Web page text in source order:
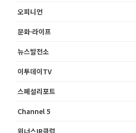
오피니언
문화·라이프
뉴스발전소
이투데이TV
스페셜리포트
Channel 5